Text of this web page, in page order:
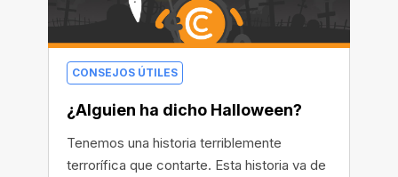
CONSEJOS ÚTILES
¿Alguien ha dicho Halloween?
Tenemos una historia terriblemente
terrorífica que contarte. Esta historia va de